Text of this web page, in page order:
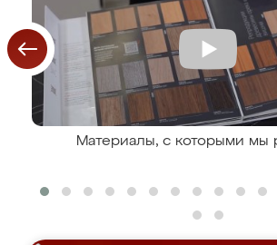
Материалы, с которыми мы